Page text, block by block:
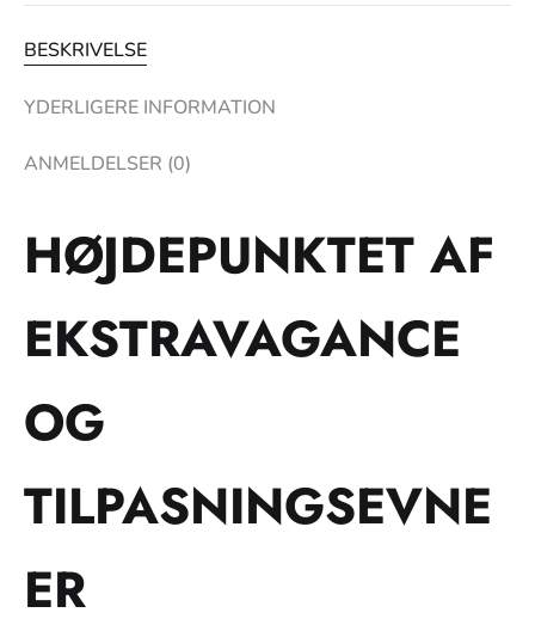
BESKRIVELSE
YDERLIGERE INFORMATION
ANMELDELSER (0)
HØJDEPUNKTET AF
EKSTRAVAGANCE
OG
TILPASNINGSEVNE
ER